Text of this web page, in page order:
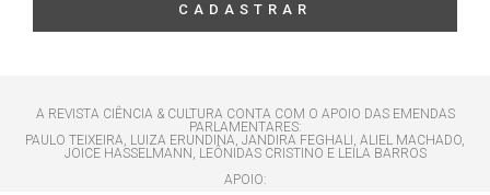
CADASTRAR
A REVISTA CIÊNCIA & CULTURA CONTA COM O APOIO DAS EMENDAS
PARLAMENTARES:
PAULO TEIXEIRA, LUIZA ERUNDINA, JANDIRA FEGHALI, ALIEL MACHADO,
JOICE HASSELMANN, LEÔNIDAS CRISTINO E LEILA BARROS
APOIO: